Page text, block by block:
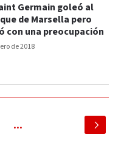
de 2018
Germain goleó al
de Marsella pero
con una preocupación